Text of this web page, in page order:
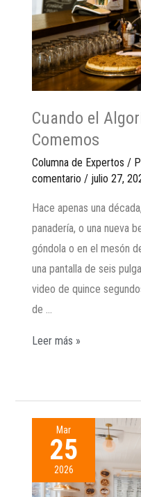
Cuando el
Comemos
Columna de Expertos /
comentario / julio 27,
Hace apenas una
panadería, o una nueva
góndola o en el mesón
una pantalla de seis
video de quince
de …
Leer más »
Mar
25
2026